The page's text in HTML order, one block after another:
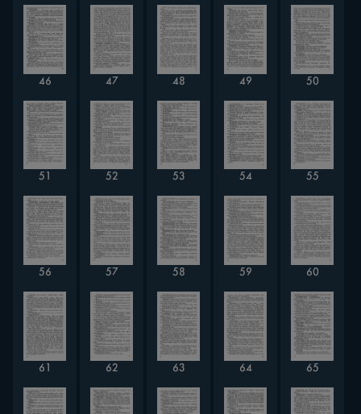
46 47 48 49 50
51 52 53 54 55
56 57 58 59 60
61 62 63 64 65